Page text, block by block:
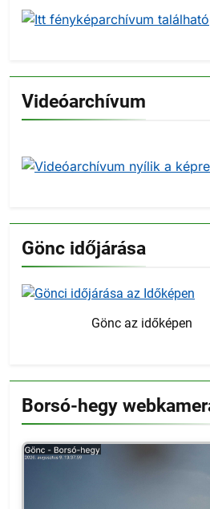
Videóarchívum
Gönc időjárása
Gönc az időképen
Borsó-hegy